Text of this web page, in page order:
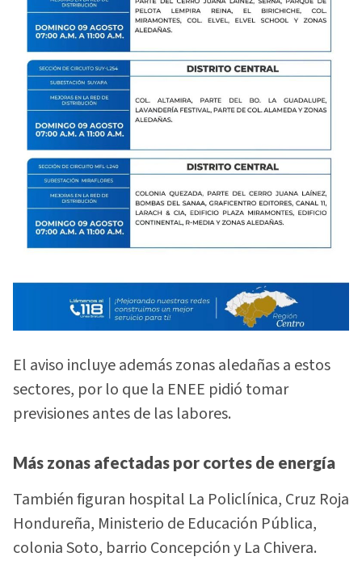
El aviso incluye además zonas aledañas a estos
sectores, por lo que la ENEE pidió tomar
previsiones antes de las labores.
Más zonas afectadas por cortes de energía
También figuran hospital La Policlínica, Cruz Roja
Hondureña, Ministerio de Educación Pública,
colonia Soto, barrio Concepción y La Chivera.